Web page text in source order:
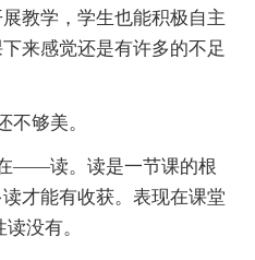
教学，学生也能积极自主
来感觉还是有许多的不足
够美。
——读。读是一节课的根
才能有收获。表现在课堂
没有。